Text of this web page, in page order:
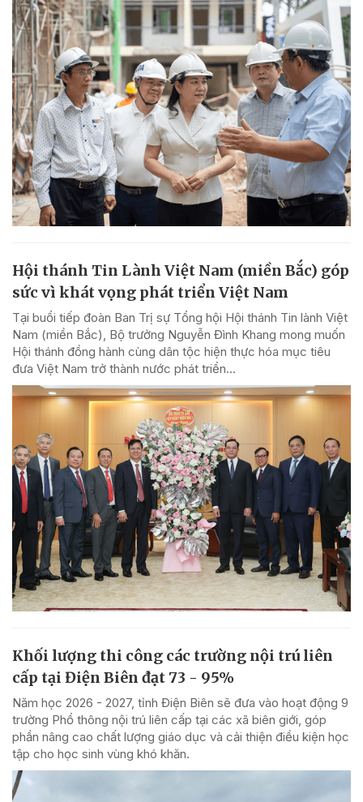
Hội thánh Tin Lành Việt Nam (miền Bắc) góp
sức vì khát vọng phát triển Việt Nam
Tại buổi tiếp đoàn Ban Trị sự Tổng hội Hội thánh Tin lành Việt
Nam (miền Bắc), Bộ trưởng Nguyễn Đình Khang mong muốn
Hội thánh đồng hành cùng dân tộc hiện thực hóa mục tiêu
đưa Việt Nam trở thành nước phát triển...
Khối lượng thi công các trường nội trú liên
cấp tại Điện Biên đạt 73 - 95%
Năm học 2026 - 2027, tỉnh Điện Biên sẽ đưa vào hoạt động 9
trường Phổ thông nội trú liên cấp tại các xã biên giới, góp
phần nâng cao chất lượng giáo dục và cải thiện điều kiện học
tập cho học sinh vùng khó khăn.